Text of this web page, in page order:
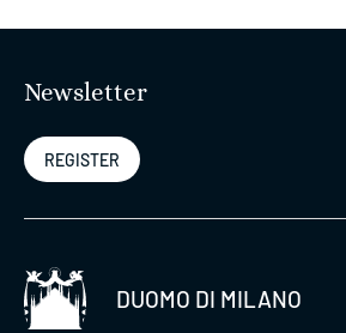
Newsletter
REGISTER
DUOMO DI MILANO